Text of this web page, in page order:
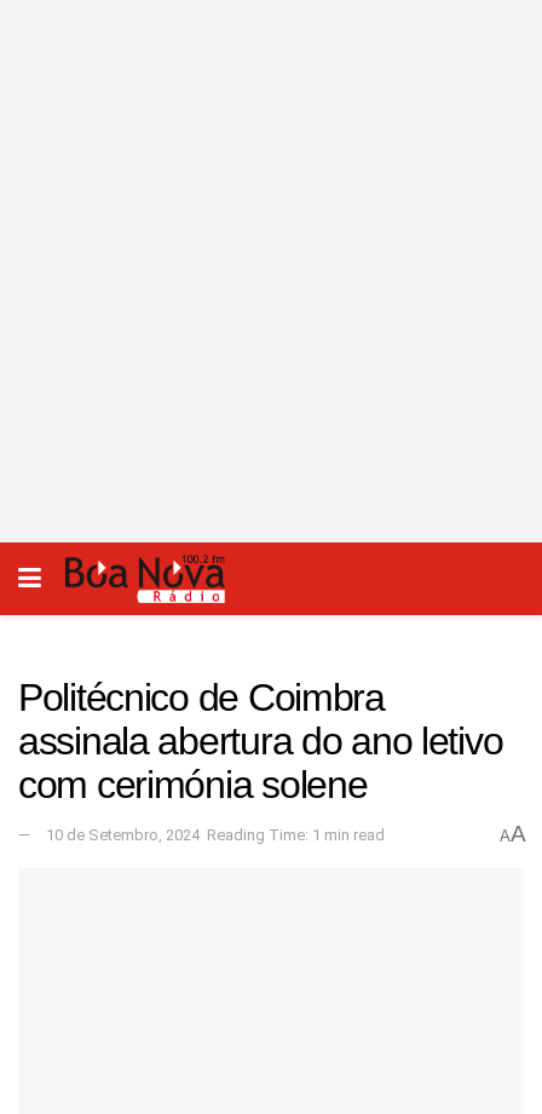
Politécnico de Coimbra
assinala abertura do ano letivo
com cerimónia solene
10 de Setembro, 2024 Reading Time: 1 min read AA